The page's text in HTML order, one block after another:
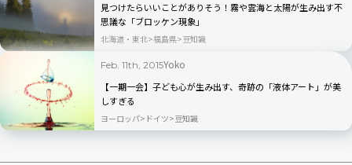
見つけたらいいことがありそう！霧や雲海と太陽が生み出す不
思議な「ブロッケン現象」
北海道・東北 福島県 豆知識
Feb. 11th, 2015Yoko
【一期一会】子ども心が生み出す、奇跡の「液体アート」が美
しすぎる
ヨーロッパ ドイツ 豆知識